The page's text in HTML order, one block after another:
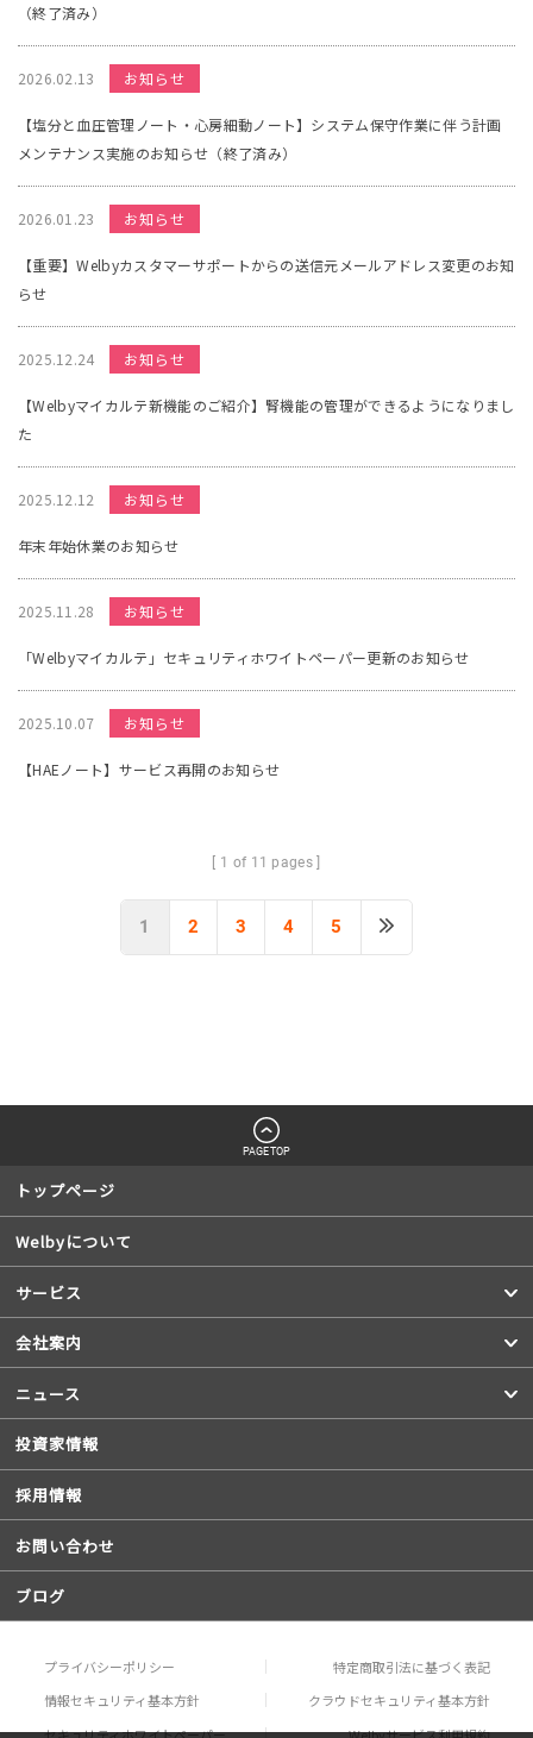
（終了済み）
2026.02.13 お知らせ
【塩分と血圧管理ノート・心房細動ノート】システム保守作業に伴う計画
メンテナンス実施のお知らせ（終了済み）
2026.01.23 お知らせ
【重要】Welbyカスタマーサポートからの送信元メールアドレス変更のお知
らせ
2025.12.24 お知らせ
【Welbyマイカルテ新機能のご紹介】腎機能の管理ができるようになりまし
た
2025.12.12 お知らせ
年末年始休業のお知らせ
2025.11.28 お知らせ
「Welbyマイカルテ」セキュリティホワイトペーパー更新のお知らせ
2025.10.07 お知らせ
【HAEノート】サービス再開のお知らせ
[ 1 of 11 pages ]
1 2 3 4 5
PAGETOP
トップページ
Welbyについて
サービス
会社案内
ニュース
投資家情報
採用情報
お問い合わせ
ブログ
プライバシーポリシー
特定商取引法に基づく表記
情報セキュリティ基本方針
クラウドセキュリティ基本方針